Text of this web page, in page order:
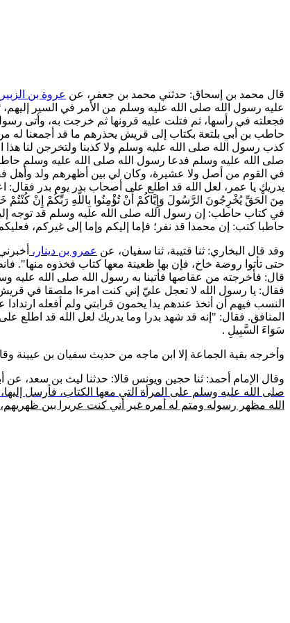
قال محمد بن إسحاق: حدثني محمد بن جعفر، عن عروة بن الزبير
عليه رسول الله صلى الله عليه وسلم من الأمر في السير
فجعلته في رأسها، ثم فتلت عليه قرونها ثم خرجت به، وأتى
حاطب بن أبي بلتعة بكتاب إلى قريش يحذرهم ما قد أجمعنا له من
كذب رسول الله صلى الله عليه وسلم ولا كذبنا ولتخرجن لنا
صلى الله عليه وسلم فدعا رسول الله صلى الله عليه وسلم
في القوم من أصل ولا عشيرة، وكان لي بين أظهرهم ولد وأهل
يدريك يا عمر، لعل الله قد اطلع على أصحاب بدر يوم بدر
مِنَ الْحَقِّ يُخْرِجُونَ الرَّسُولَ وَإِيَّاكُمْ أَنْ تُؤْمِنُوا بِاللَّهِ رَبِّكُمْ إِنْ
في كتاب حاطب: إن رسول الله صلى الله عليه وسلم قد توجه
حاطبا كتب: إن محمدا قد نفر؛ فإما إليكم وإما إلى غيركم،
وقد قال البخاري: ثنا قتيبة، ثنا سفيان، عن عمرو بن دينار،
حتى تأتوا روضة خاخ، فإن بها ظعينة معها كتاب فخذوه منها".
قال: فأخرجته من عقاصها فأتينا به رسول الله صلى الله
فقال: يا رسول الله لا تعجل عليّ إني كنت امرءا ملصقا في
النسب فيهم أن أتخذ عندهم يدا يحمون قرابتي ولم أفعله
المنافق. فقال: "إنه قد شهد بدرا وما يدريك لعل الله قد اطلع
سَوَاءَ السَّبِيلِ .
وأخرجه بقية الجماعة إلا ابن ماجه من حديث سفيان بن عيينة
وقال الإمام أحمد: ثنا حجين ويونس قالا: حدثنا ليث بن سعد، عن
صلى الله عليه وسلم على المرأة التي معها الكتاب، فأرسل
الله مظهر رسوله ومتم له أمره غير أني كنت عريرا بين